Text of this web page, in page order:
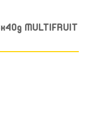
MULTIFRUIT